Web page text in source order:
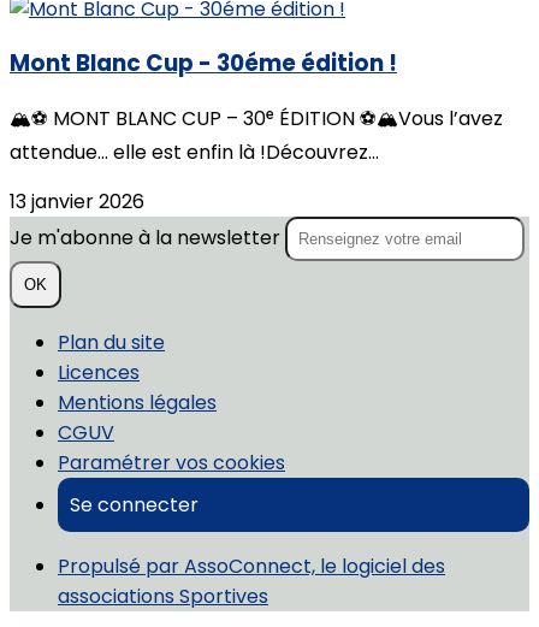
Mont Blanc Cup - 30éme édition !
🏔️⚽️ MONT BLANC CUP – 30ᵉ ÉDITION ⚽️🏔️Vous l’avez
attendue… elle est enfin là !Découvrez...
13 janvier 2026
Je m'abonne à la newsletter
OK
Plan du site
Licences
Mentions légales
CGUV
Paramétrer vos cookies
Se connecter
Propulsé par AssoConnect, le logiciel des
associations Sportives